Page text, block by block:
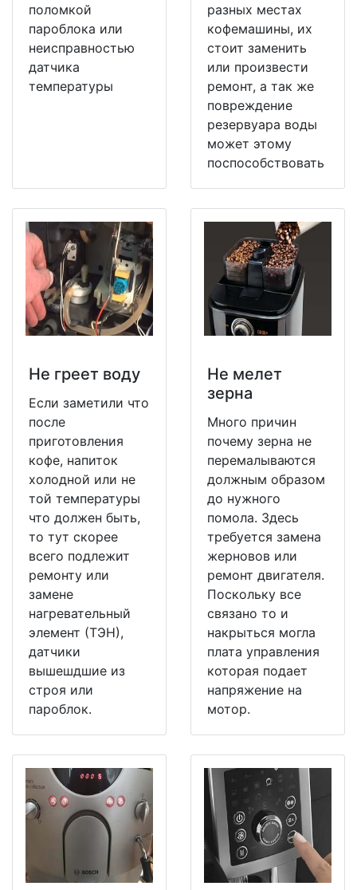
поломкой
пароблока или
неисправностью
датчика
температуры
разных местах
кофемашины, их
стоит заменить
или произвести
ремонт, а так же
повреждение
резервуара воды
может этому
поспособствовать
Не греет воду
Если заметили что
после
приготовления
кофе, напиток
холодной или не
той температуры
что должен быть,
то тут скорее
всего подлежит
ремонту или
замене
нагревательный
элемент (ТЭН),
датчики
вышешдшие из
строя или
пароблок.
Не мeлет
зерна
Много причин
почему зерна не
перемалываются
должным образом
до нужного
помола. Здесь
требуется замена
жерновов или
ремонт двигателя.
Поскольку все
связано то и
накрыться могла
плата управления
которая подает
напряжение на
мотор.